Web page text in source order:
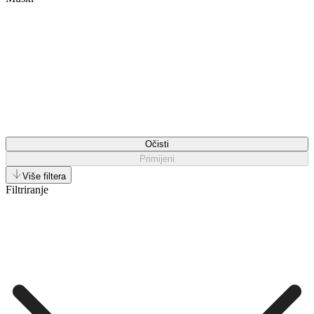
Očisti
Primijeni
Više filtera
Filtriranje